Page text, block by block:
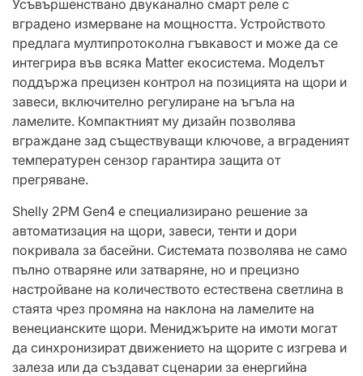
Усъвършенствано двуканално смарт реле с
вградено измерване на мощността. Устройството
предлага мултипротоколна гъвкавост и може да се
интегрира във всяка Matter екосистема. Моделът
поддържа прецизен контрол на позицията на щори и
завеси, включително регулиране на ъгъла на
ламелите. Компактният му дизайн позволява
вграждане зад съществуващи ключове, а вграденият
температурен сензор гарантира защита от
прегряване.
Shelly 2PM Gen4 е специализирано решение за
автоматизация на щори, завеси, тенти и дори
покривала за басейни. Системата позволява не само
пълно отваряне или затваряне, но и прецизно
настройване на количеството естествена светлина в
стаята чрез промяна на наклона на ламелите на
венецианските щори. Мениджърите на имоти могат
да синхронизират движението на щорите с изгрева и
залеза или да създават сценарии за енергийна